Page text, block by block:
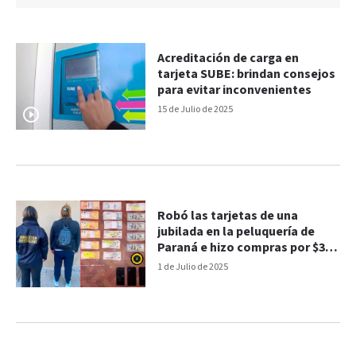
15 de Julio de 2025
Acreditación de carga en
tarjeta SUBE: brindan consejos
para evitar inconvenientes
1 de Julio de 2025
Robó las tarjetas de una
jubilada en la peluquería de
Paraná e hizo compras por $350
mil